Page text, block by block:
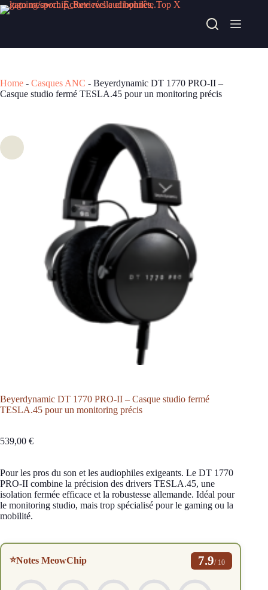
Passer
au
Acheter chez cobra
Home - Casques ANC - Beyerdynamic DT 1770 PRO-II –
Casque studio fermé TESLA.45 pour un monitoring précis
Beyerdynamic DT 1770 PRO-II – Casque studio fermé
TESLA.45 pour un monitoring précis
539,00 €
Pour les pros du son et les audiophiles exigeants. Le DT 1770
PRO-II combine la précision des drivers TESLA.45, une
isolation fermée efficace et la robustesse allemande. Idéal pour
le monitoring studio, mais trop spécialisé pour le gaming ou la
mobilité.
⭐Notes MeowChip 7.9/ 10